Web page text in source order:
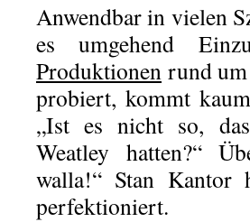
Anwendbar in vielen
es umgehend
Produktionen rund
probiert, kommt
„Ist es nicht so,
Weatley hatten?“
walla!“ Stan
perfektioniert.